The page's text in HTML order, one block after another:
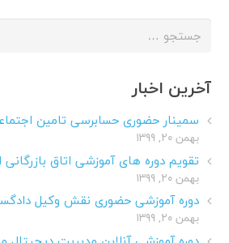
جستجو
آخرین اخبار
سمینار حضوری حسابرسی تامین
بهمن ۲۰, ۱۳۹۹
تقویم دوره های آموزشی اتاق بازرگانی
بهمن ۲۰, ۱۳۹۹
دوره آموزشی حضوری نقش وکیل
بهمن ۲۰, ۱۳۹۹